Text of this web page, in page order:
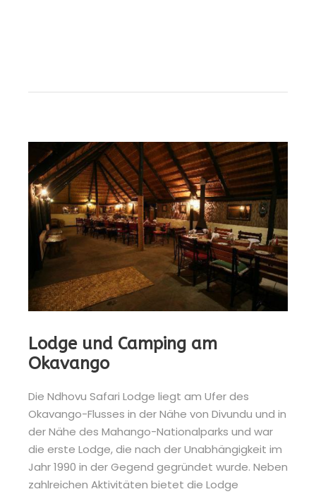
Lodge und Camping am
Okavango
Die Ndhovu Safari Lodge liegt am Ufer des
Okavango-Flusses in der Nähe von Divundu und in
der Nähe des Mahango-Nationalparks und war
die erste Lodge, die nach der Unabhängigkeit im
Jahr 1990 in der Gegend gegründet wurde. Neben
zahlreichen Aktivitäten bietet die Lodge